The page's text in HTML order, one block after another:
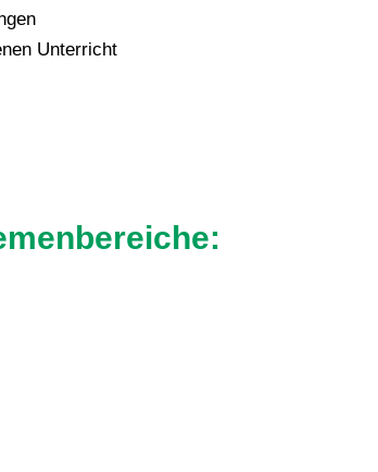
Unterricht